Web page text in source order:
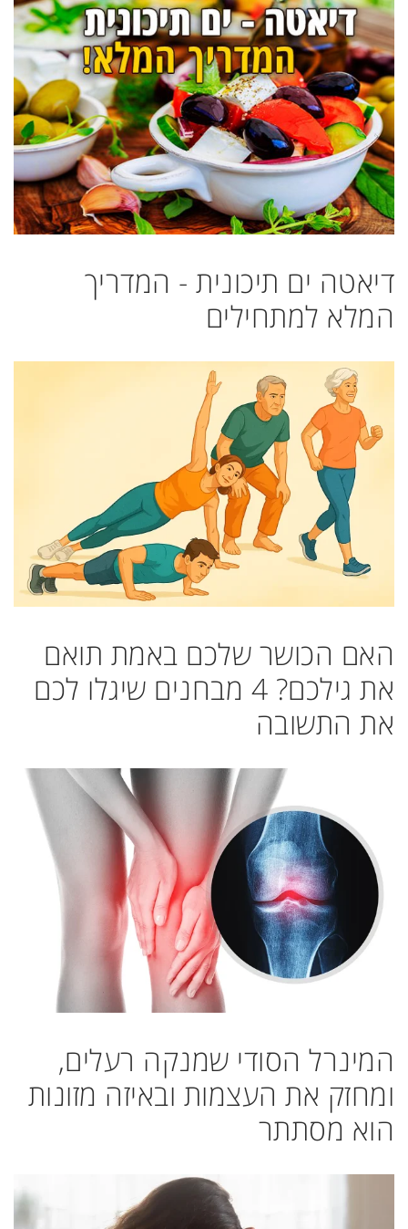
דיאטה ים תיכונית - המדריך
המלא למתחילים
האם הכושר שלכם באמת תואם
את גילכם? 4 מבחנים שיגלו לכם
את התשובה
המינרל הסודי שמנקה רעלים,
ומחזק את העצמות ובאיזה מזונות
הוא מסתתר